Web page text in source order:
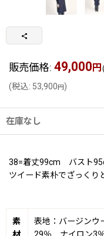
販売価格: 49,000 円
(税込: 53,900円)
在庫なし
38=着丈99cm バスト
ツイード素朴でざっくり
素
表地：バージン